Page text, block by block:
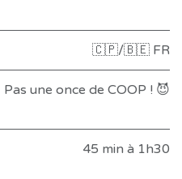
🇨🇵/🇧🇪 FR
Pas une once de COOP ! 😈
45 min à 1h30